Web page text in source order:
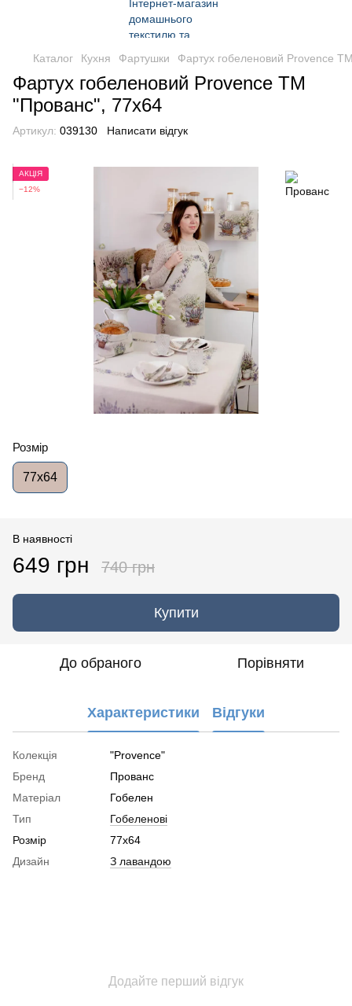
Каталог Кухня Фартушки Фартух гобеленовий Provence
Фартух гобеленовий Provence ТМ
"Прованс", 77x64
Артикул: 039130 Написати відгук
АКЦІЯ
−12%
Розмір
77x64
В наявності
649 грн 740 грн
Купити
До обраного Порівняти
Характеристики Відгуки
Колекція
"Provence"
Бренд
Прованс
Матеріал
Гобелен
Тип
Гобеленові
Розмір
77x64
Дизайн
З лавандою
Додайте перший відгук